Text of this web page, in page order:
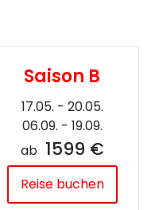
Saison B
17.05. - 20.05.
06.09. - 19.09.
ab 1599 €
Reise buchen